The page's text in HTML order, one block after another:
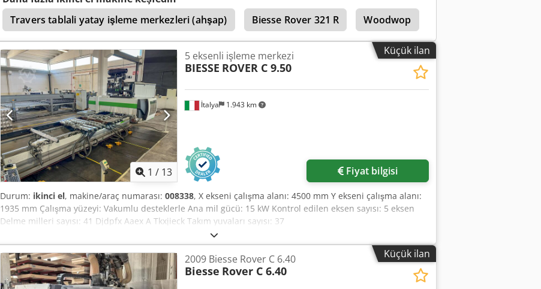
Travers tablali yatay işleme merkezleri (ahşap)
Biesse Rover 321 R Woodwop
Küçük ilan
1 / 13
İtalya 1.943 km
5 eksenli işleme merkezi
BIESSE ROVER C 9.50
Fiyat bilgisi
Durum: ikinci el, makine/araç numarası: 008338, X ekseni çalışma alanı: 4500 mm Y ekseni çalışma alanı:
1935 mm Çalışma yüzeyi: Vakumlu desteklerle Ana mil gücü: 15 kW Kontrol edilen eksen sayısı: 5 eksen
Delme milleri sayısı: 41 Djdpfx Aaex A Tkxjieck Takım yuvaları sayısı: 37
Küçük ilan
2009 Biesse Rover C 6.40
Biesse Rover C 6.40